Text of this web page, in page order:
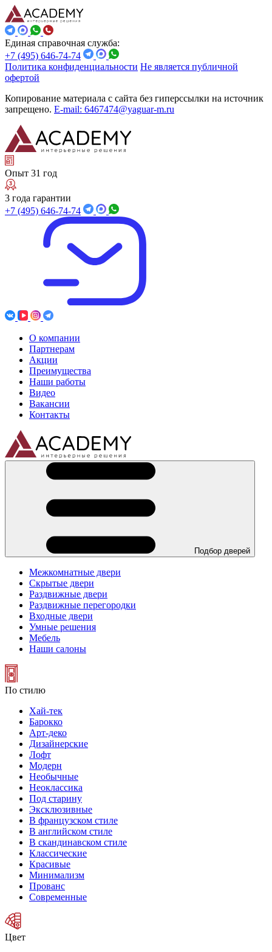
Единая справочная служба:
+7 (495) 646-74-74
Политика конфиденциальности Не является публичной
офертой
Копирование материала с сайта без гиперссылки на источник
запрещено. E-mail: 6467474@yaguar-m.ru
Опыт 31 год
3 года гарантии
+7 (495) 646-74-74
О компании
Партнерам
Акции
Преимущества
Наши работы
Видео
Вакансии
Контакты
Подбор дверей
Межкомнатные двери
Скрытые двери
Раздвижные двери
Раздвижные перегородки
Входные двери
Умные решения
Мебель
Наши салоны
По стилю
Хай-тек
Барокко
Арт-деко
Дизайнерские
Лофт
Модерн
Необычные
Неоклассика
Под старину
Эксклюзивные
В французском стиле
В английском стиле
В скандинавском стиле
Классические
Красивые
Минимализм
Прованс
Современные
Цвет